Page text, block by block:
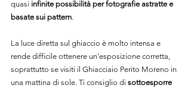
quasi infinite possibilità per fotografie astratte e
basate sui pattern.
La luce diretta sul ghiaccio è molto intensa e
rende difficile ottenere un’esposizione corretta,
soprattutto se visiti il Ghiacciaio Perito Moreno in
una mattina di sole. Ti consiglio di sottoesporre